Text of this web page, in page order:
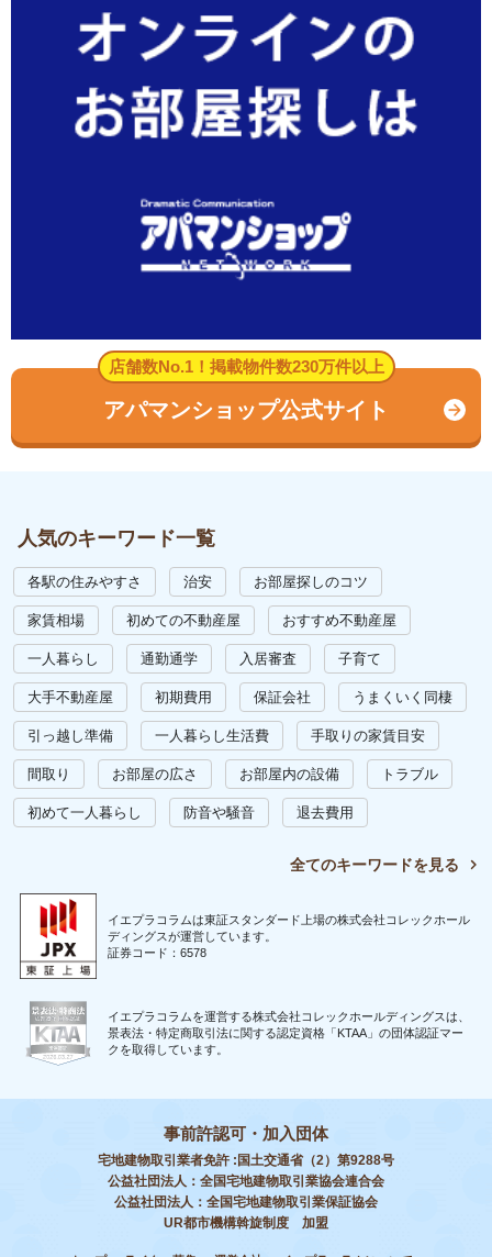
店舗数No.1！掲載物件数230万件以上
アパマンショップ公式サイト
人気のキーワード一覧
各駅の住みやすさ 治安 お部屋探しのコツ
家賃相場 初めての不動産屋 おすすめ不動産屋
一人暮らし 通勤通学 入居審査 子育て
大手不動産屋 初期費用 保証会社 うまくいく同棲
引っ越し準備 一人暮らし生活費 手取りの家賃目安
間取り お部屋の広さ お部屋内の設備 トラブル
初めて一人暮らし 防音や騒音 退去費用
全てのキーワードを見る
イエプラコラムは東証スタンダード上場の株式会社コレックホール
ディングスが運営しています。
証券コード：6578
イエプラコラムを運営する株式会社コレックホールディングスは、
景表法・特定商取引法に関する認定資格「KTAA」の団体認証マー
クを取得しています。
事前許認可・加入団体
宅地建物取引業者免許 :国土交通省（2）第9288号
公益社団法人：全国宅地建物取引業協会連合会
公益社団法人：全国宅地建物取引業保証協会
UR都市機構斡旋制度 加盟